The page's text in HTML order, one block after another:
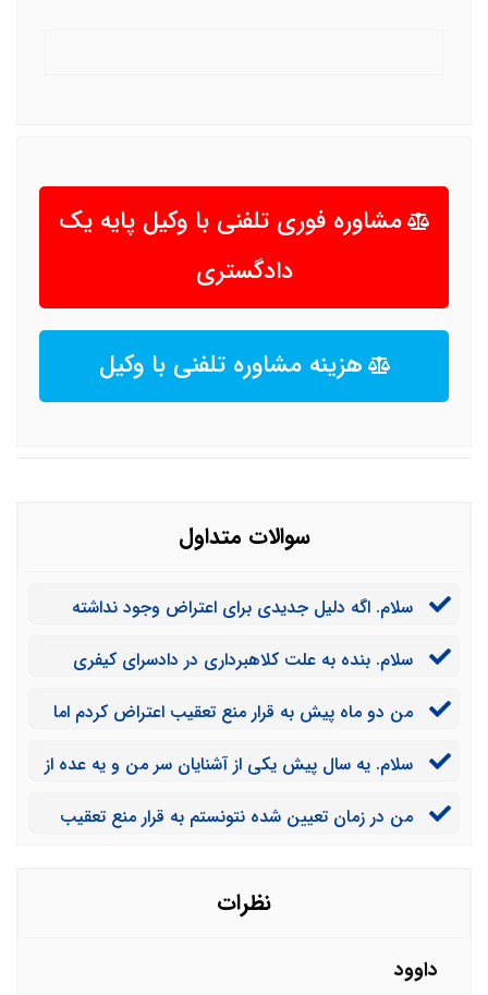
مشاوره فوری تلفنی با وکیل پایه یک
دادگستری
هزینه مشاوره تلفنی با وکیل
سوالات متداول
سلام. اگه دلیل جدیدی برای اعتراض وجود نداشته
سلام. بنده به علت کلاهبرداری در دادسرای کیفری
هم رد شد. می‌تونم دوباره اعتراض کنم؟
من دو ماه پیش به قرار منع تعقیب اعتراض کردم اما
میکشه؟سلام. یه سال پیش یکی از آشنایان سر من و یه عده از
نتونستیم آدرسشو پیدا کنیم. آیا ممکنه قرار منع تعقیب صادر
من در زمان تعیین شده نتونستم به قرار منع تعقیب
نظرات
داوود